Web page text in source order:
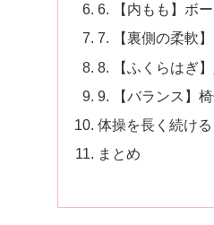
6. 【内もも】ボ
7. 【裏側の柔軟
8. 【ふくらはぎ
9. 【バランス】
体操を長く続け
まとめ